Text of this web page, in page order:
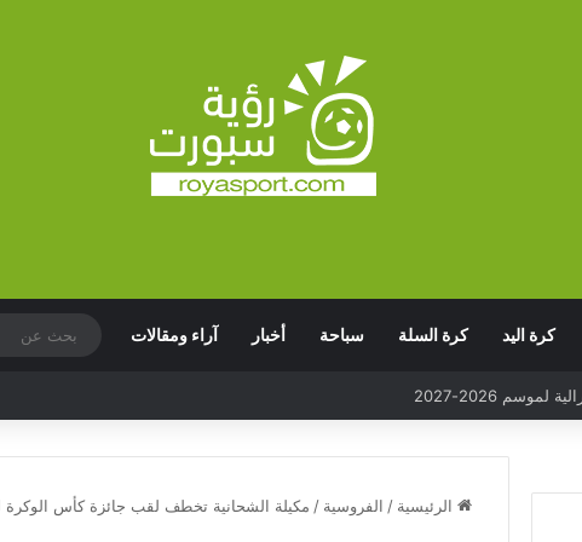
كرة اليد كرة السلة سباحة أخبار آراء ومقالات
الرئيسية / الفروسية / مكيلة الشحانية تخطف لقب جائزة كأس الوكرة